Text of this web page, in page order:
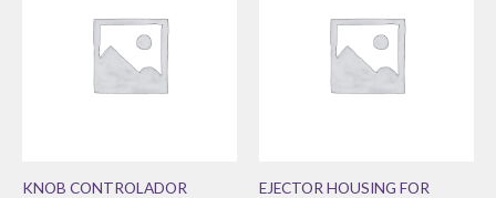
KNOB CONTROLADOR
EJECTOR HOUSING FOR